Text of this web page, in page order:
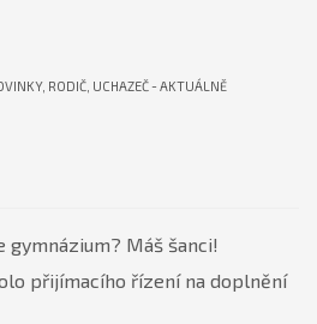
, RODIČ UCHAZEČ - AKTUÁLNĚ
gymnázium? Máš šanci!
přijímacího řízení na doplnění